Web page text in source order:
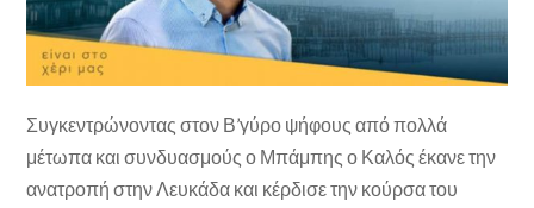
Συγκεντρώνοντας στον Β’γύρο ψήφους από πολλά
μέτωπα και συνδυασμούς ο Μπάμπης ο Καλός έκανε την
ανατροπή στην Λευκάδα και κέρδισε την κούρσα του